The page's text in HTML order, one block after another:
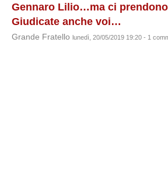
Gennaro Lilio…ma ci
Giudicate anche voi…
Grande Fratello lunedì, 20/05/2019 19:20 - 1